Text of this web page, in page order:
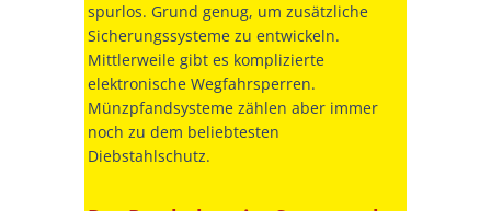
spurlos. Grund genug, um zusätzliche
Sicherungssysteme zu entwickeln.
Mittlerweile gibt es komplizierte
elektronische Wegfahrsperren.
Münzpfandsysteme zählen aber immer
noch zu dem beliebtesten
Diebstahlschutz.